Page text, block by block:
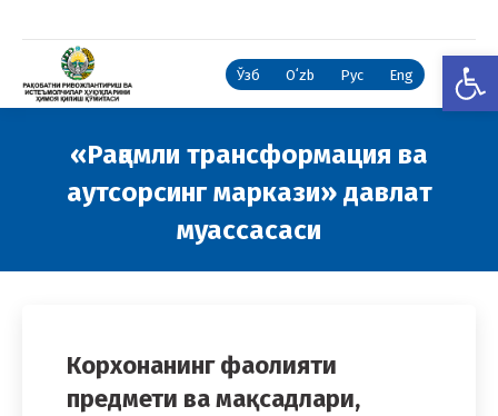
Ўзб Oʻzb Рус Eng
«Рақамли трансформация ва
аутсорсинг маркази» давлат
муассасаси
Корхонанинг фаолияти
предмети ва мақсадлари,